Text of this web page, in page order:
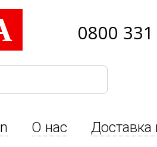
0800
О нас
Доставка